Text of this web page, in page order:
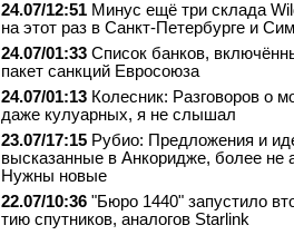
24.07/12:51 Минус ещё три склада
на этот раз в Санкт-Петербурге и
24.07/01:33 Список банков,
пакет санкций Евросоюза
24.07/01:13 Колесник: Разговоров о
даже кулуарных, я не слышал
23.07/17:15 Рубио: Предложения и
высказанные в Анкоридже, более не
Нужны новые
22.07/10:36 "Бю­ро 1440" за­пус­ти­ло
тию спут­ни­ков, аналогов Starlink